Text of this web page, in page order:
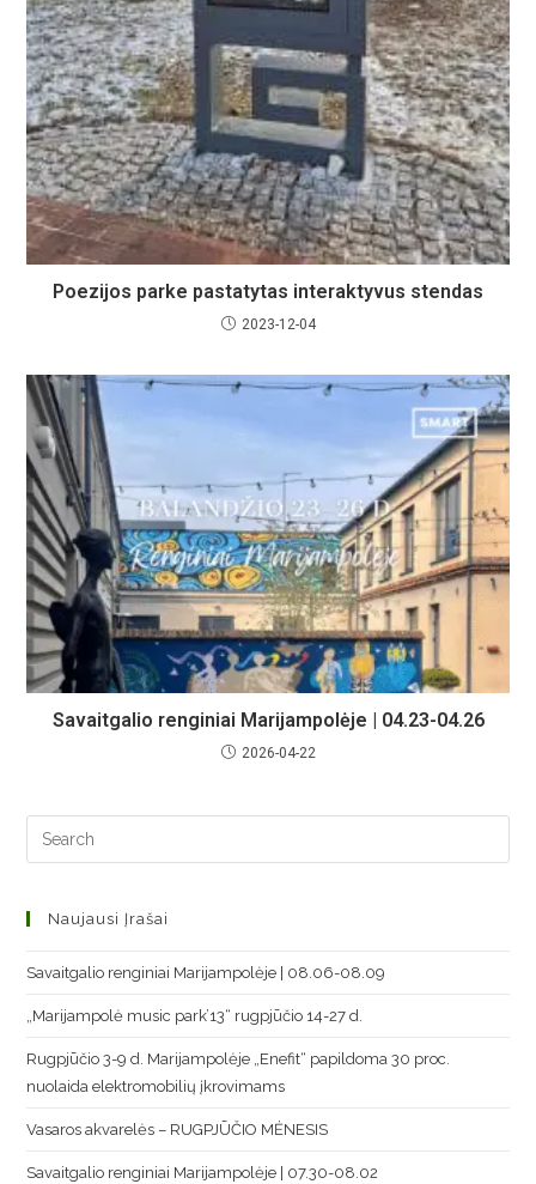
Poezijos parke pastatytas interaktyvus stendas
2023-12-04
Savaitgalio renginiai Marijampolėje | 04.23-04.26
2026-04-22
Naujausi Įrašai
Savaitgalio renginiai Marijampolėje | 08.06-08.09
„Marijampolė music park’13“ rugpjūčio 14-27 d.
Rugpjūčio 3-9 d. Marijampolėje „Enefit“ papildoma 30 proc.
nuolaida elektromobilių įkrovimams
Vasaros akvarelės – RUGPJŪČIO MĖNESIS
Savaitgalio renginiai Marijampolėje | 07.30-08.02